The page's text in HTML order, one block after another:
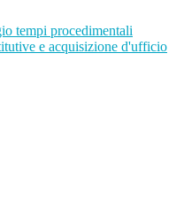
tempi procedimentali
e acquisizione d'ufficio